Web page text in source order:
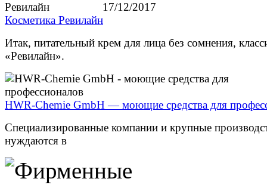
17/12/2017
Косметика Ревилайн
Итак, питательный крем для лица без сомнения,
«Ревилайн».
HWR-Chemie GmbH — моющие средства для
Специализированные компании и крупные
нуждаются в